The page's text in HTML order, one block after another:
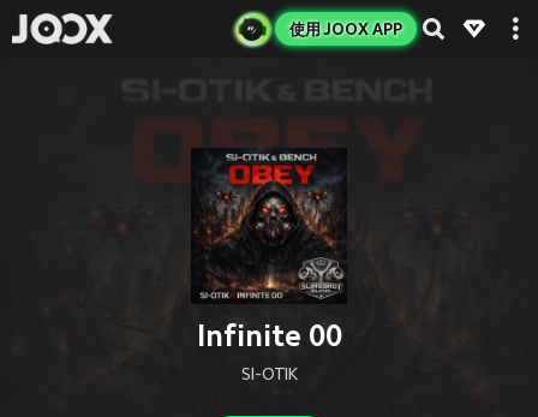
使用 JOOX APP
Infinite 00
SI-OTIK